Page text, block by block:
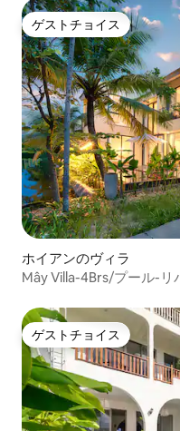
ゲストチョイス
ゲストチョイス
ホイアンのヴィラ
Mây Villa-4Brs/プール-リ
ゲストチョイス
ゲストチョイス